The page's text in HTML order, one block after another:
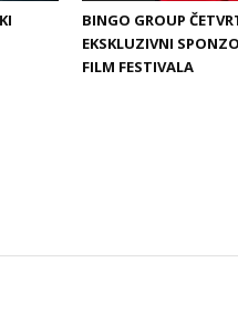
BINGO GROUP
EKSKLUZIVNI
FILM FESTIVALA